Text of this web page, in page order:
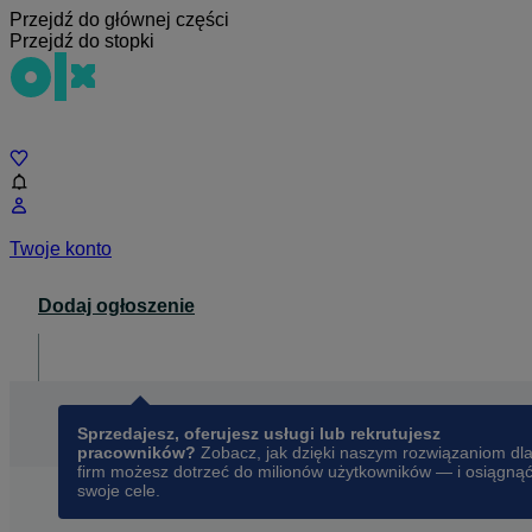
Przejdź do głównej części
Przejdź do stopki
Twoje konto
Dodaj ogłoszenie
Sprzedajesz, oferujesz usługi lub rekrutujesz
pracowników? Zobacz, jak dzięki naszym rozwiązaniom dla
firm możesz dotrzeć do milionów użytkowników — i osiągnąć
swoje cele.